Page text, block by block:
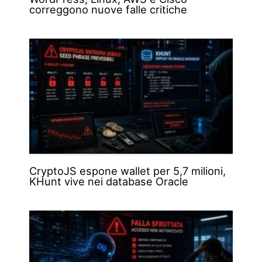
correggono nuove falle critiche
CryptoJS espone wallet per 5,7 milioni,
KHunt vive nei database Oracle